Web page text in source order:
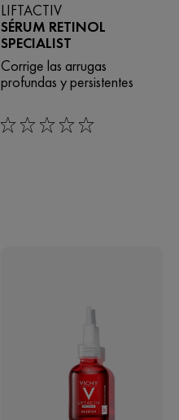
LIFTACTIV
SÉRUM RETINOL
SPECIALIST
Corrige las arrugas
profundas y persistentes
0/5